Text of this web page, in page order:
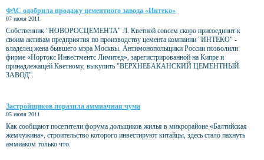
ФАС одобрила продажу цементного завода «Интеко»
07 июля 2011
Собственник "НОВОРОСЦЕМЕНТА" Л. Кветной совсем скоро присоединит к
своим активам предприятия по производству цемента компании "ИНТЕКО" -
владелец жена бывшего мэра Москвы. Антимонопольщики России позволили
фирме «Нортокс Инвестментс Лимитед», зарегистрированной на Кипре и
принадлежащей Кветному, выкупить "ВЕРХНЕБАКАНСКИЙ ЦЕМЕНТНЫЙ
ЗАВОД".
Застройщиков поразила аммиачная чума
05 июля 2011
Как сообщают посетители форума дольщиков жилья в микрорайоне «Балтийская
жемчужина», строительство которого инвестируют китайцы, здесь стало пахнуть
аммиаком только что.